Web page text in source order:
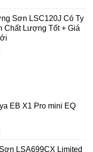
Sơn LSC120J Có Ty
Chất Lượng Tốt + Giá
EB X1 Pro mini EQ
LSA699CX Limited